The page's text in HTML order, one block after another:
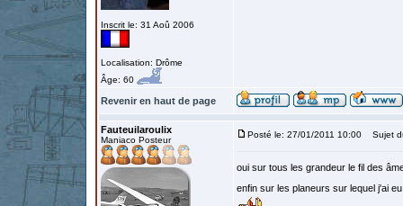
Inscrit le: 31 Aoû 2006
Localisation: Drôme
Âge: 60
Revenir en haut de page
Fauteuilaroulix
Maniaco Posteur
Posté le: 27/01/2011 10:00 Sujet
oui sur tous les grandeur le fil des
enfin sur les planeurs sur lequel j'ai